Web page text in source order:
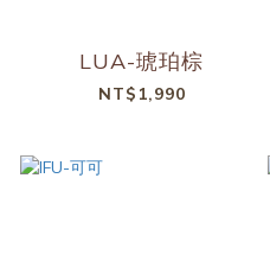
LUA-琥珀棕
NT$1,990